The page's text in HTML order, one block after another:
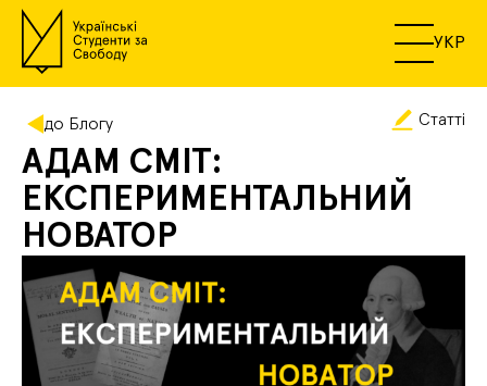
УКР
до Блогу Статті
АДАМ СМІТ:
ЕКСПЕРИМЕНТАЛЬНИЙ
НОВАТОР